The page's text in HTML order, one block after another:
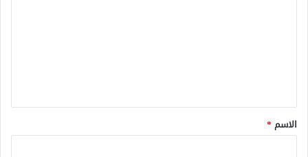
*
الاسم *